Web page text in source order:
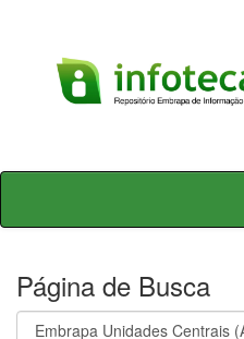
Skip
Página de Busca